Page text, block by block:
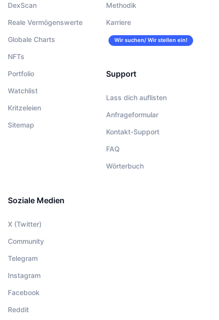
DexScan
Reale Vermögenswerte
Globale Charts
NFTs
Portfolio
Watchlist
Kritzeleien
Sitemap
Methodik
Karriere
Wir suchen/ Wir stellen ein!
Support
Lass dich auflisten
Anfrageformular
Kontakt-Support
FAQ
Wörterbuch
Soziale Medien
X (Twitter)
Community
Telegram
Instagram
Facebook
Reddit